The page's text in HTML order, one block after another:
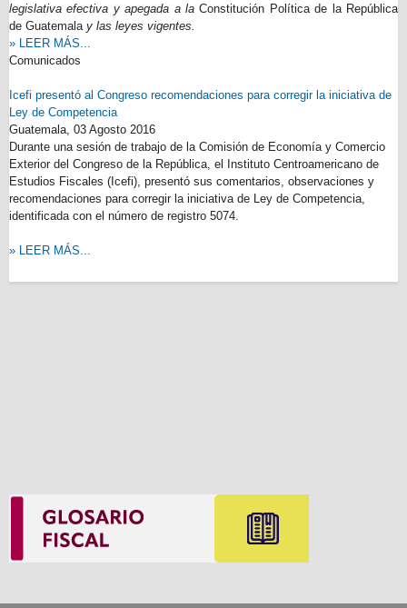
legislativa efectiva y apegada a laConstitución Política de la República
de Guatemala y las leyes vigentes.
» LEER MÁS...
Comunicados
Icefi presentó al Congreso recomendaciones para corregir la iniciativa de
Ley de Competencia
Guatemala, 03 Agosto 2016
Durante una sesión de trabajo de la Comisión de Economía y Comercio
Exterior del Congreso de la República, el Instituto Centroamericano de
Estudios Fiscales (Icefi), presentó sus comentarios, observaciones y
recomendaciones para corregir la iniciativa de Ley de Competencia,
identificada con el número de registro 5074.
» LEER MÁS...